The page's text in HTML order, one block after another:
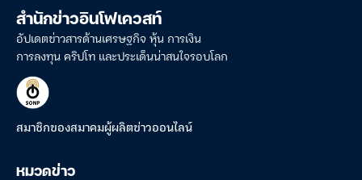
สำนักข่าวอินโฟเควสท์
อัปเดตข่าวสารด้านเศรษฐกิจ หุ้น การเงิน
การลงทุน คริปโท และประเด็นน่าสนใจรอบโลก
สมาชิกของสมาคมผู้ผลิตข่าวออนไลน์
หมวดข่าว